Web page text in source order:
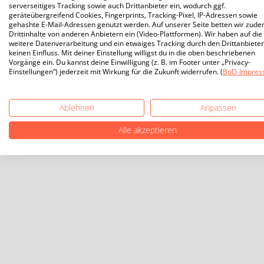
serverseitiges Tracking sowie auch Drittanbieter ein, wodurch ggf.
geräteübergreifend Cookies, Fingerprints, Tracking-Pixel, IP-Adressen sowie
gehashte E-Mail-Adressen genutzt werden. Auf unserer Seite betten wir
Drittinhalte von anderen Anbietern ein (Video-Plattformen). Wir haben auf die
weitere Datenverarbeitung und ein etwaiges Tracking durch den Drittanbieter
keinen Einfluss. Mit deiner Einstellung willigst du in die oben beschriebenen
Vorgänge ein. Du kannst deine Einwilligung (z. B. im Footer unter „Privacy-
Einstellungen“) jederzeit mit Wirkung für die Zukunft widerrufen. (BoD-
Ablehnen
Anpassen
Alle akzeptieren